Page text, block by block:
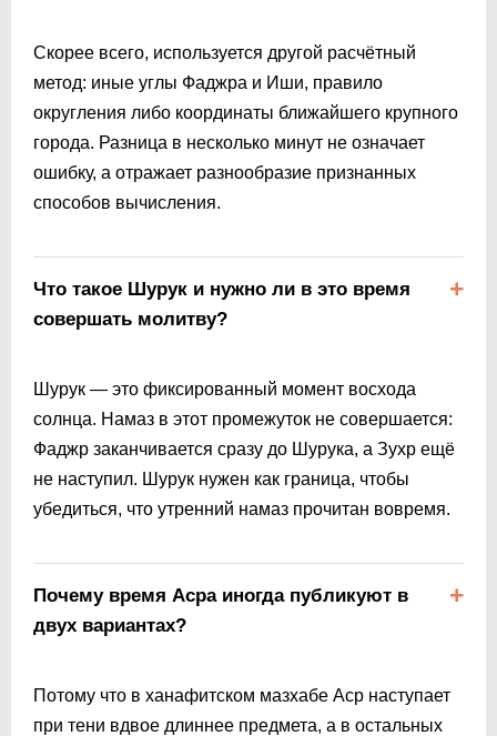
Скорее всего, используется другой расчётный
метод: иные углы Фаджра и Иши, правило
округления либо координаты ближайшего крупного
города. Разница в несколько минут не означает
ошибку, а отражает разнообразие признанных
способов вычисления.
Что такое Шурук и нужно ли в это время
совершать молитву?
Шурук — это фиксированный момент восхода
солнца. Намаз в этот промежуток не совершается:
Фаджр заканчивается сразу до Шурука, а Зухр ещё
не наступил. Шурук нужен как граница, чтобы
убедиться, что утренний намаз прочитан вовремя.
Почему время Асра иногда публикуют в
двух вариантах?
Потому что в ханафитском мазхабе Аср наступает
при тени вдвое длиннее предмета, а в остальных